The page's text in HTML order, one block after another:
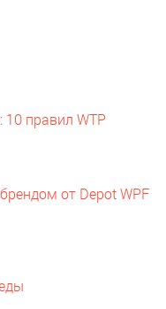
правил WTP
от Depot WPF